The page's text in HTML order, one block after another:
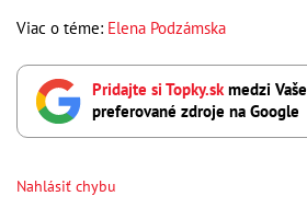
Viac o téme: Elena Podzámska
Pridajte si Topky.skmedzi Vaše
preferované zdroje na Google
Nahlásiť chybu